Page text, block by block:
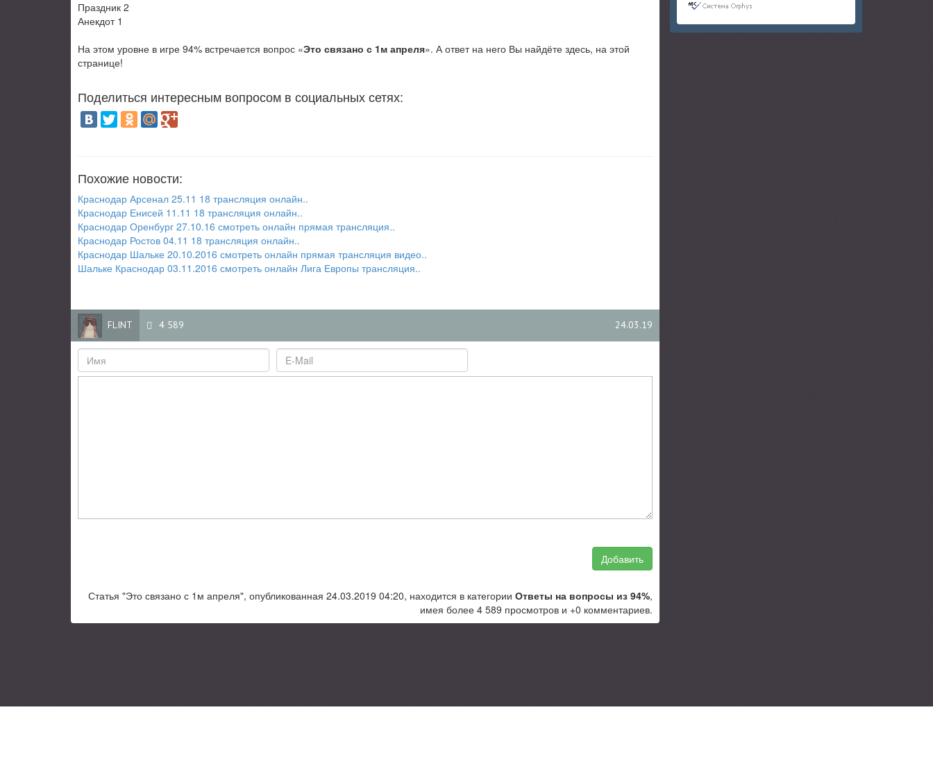
Праздник 2
Анекдот 1
На этом уровне в игре 94% встречается вопрос «Это связано с 1м апреля». А ответ на него Вы найдёте здесь, на этой
странице!
Поделиться интересным вопросом в социальных сетях:
Похожие новости:
Краснодар Арсенал 25.11 18 трансляция онлайн..
Краснодар Енисей 11.11 18 трансляция онлайн..
Краснодар Оренбург 27.10.16 смотреть онлайн прямая трансляция..
Краснодар Ростов 04.11 18 трансляция онлайн..
Краснодар Шальке 20.10.2016 смотреть онлайн прямая трансляция видео..
Шальке Краснодар 03.11.2016 смотреть онлайн Лига Европы трансляция..
FLINT 4 589 24.03.19
Добавить
Статья "Это связано с 1м апреля", опубликованная 24.03.2019 04:20, находится в категории Ответы на вопросы из 94%,
имея более 4 589 просмотров и +0 комментариев.